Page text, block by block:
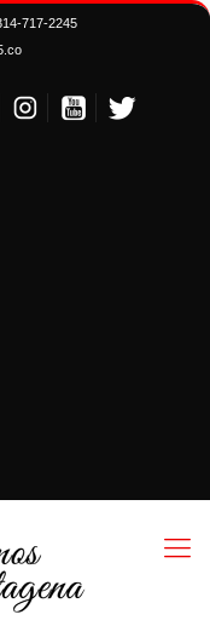
717-2245